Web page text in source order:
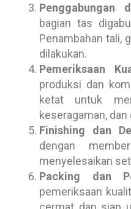
Penggabungan
bagian tas
Penambahan tali,
dilakukan.
Pemeriksaan
produksi dan
ketat untuk
keseragaman,
Finishing dan
dengan
menyelesaikan
Packing dan
pemeriksaan